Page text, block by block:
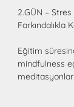
2.GÜN –
Farkındalıkla
Eğitim
mindfulness
meditasyonlar